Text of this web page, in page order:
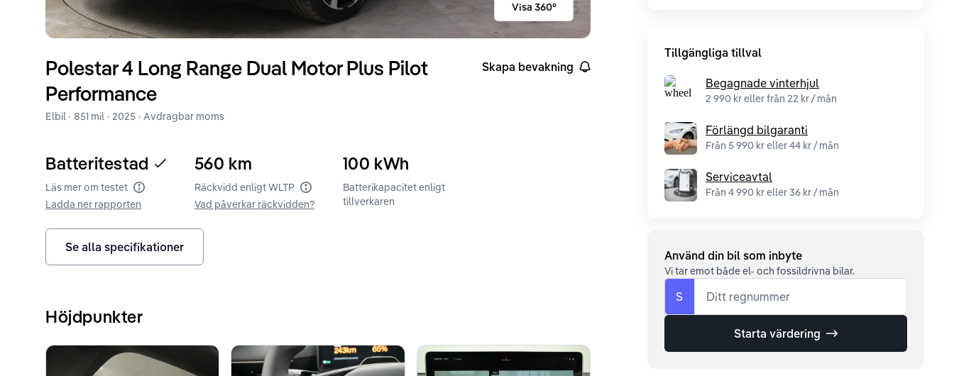
Visa 360°
Polestar4 Long Range Dual Motor Plus Pilot
Performance
Skapa bevakning
Elbil · 851 mil · 2025 · Avdragbar moms
Batteritestad
Läs mer om testet Batteritest
Ladda ner rapporten
560 km
Räckvidd enligt WLTP Räckvidd enligt WLTP
Vad påverkar räckvidden?
100 kWh
Batterikapacitet enligt
tillverkaren
Se alla specifikationer
Höjdpunkter
Tillgängliga tillval
Begagnade vinterhjul
2 990 kr eller från 22 kr / mån
Förlängd bilgaranti
Från 5 990 kr eller 44 kr / mån
Serviceavtal
Från 4 990 kr eller 36 kr / mån
Använd din bil som inbyte
Vi tar emot både el- och fossildrivna bilar.
S Ditt regnummer
Starta värdering